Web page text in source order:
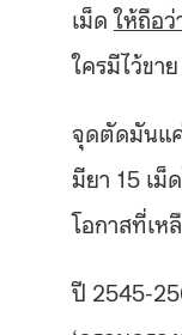
เม็ดให้ถือว่
ใครมีไว้ขาย
จุดตัดมันแ
มียา 15 เม็
โอกาสที่เห
ปี 2545-